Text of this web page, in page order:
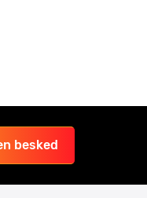
besked